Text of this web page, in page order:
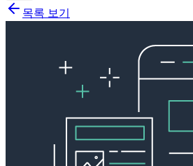
목록 보기